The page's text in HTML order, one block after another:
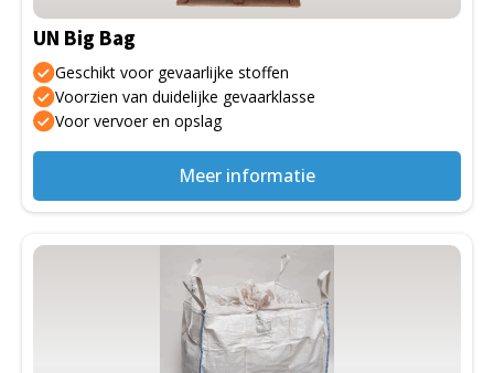
UN Big Bag
Geschikt voor gevaarlijke stoffen
Voorzien van duidelijke gevaarklasse
Voor vervoer en opslag
Meer informatie
gekozen
worden
op
de
productpagina
Dit